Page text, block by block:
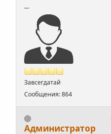
Завсегдатай
Сообщения: 864
Администратор